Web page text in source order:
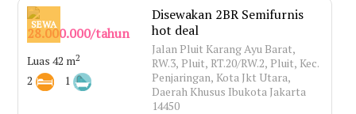
SEWA
28.000.000/tahun
Luas 42 m2
2 1
Disewakan 2BR Semifurnis
hot deal
Jalan Pluit Karang Ayu Barat,
RW.3, Pluit, RT.20/RW.2, Pluit, Kec.
Penjaringan, Kota Jkt Utara,
Daerah Khusus Ibukota Jakarta
14450